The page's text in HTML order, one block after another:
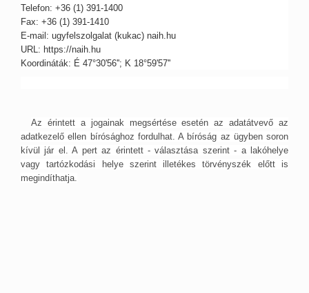
Telefon: +36 (1) 391-1400
Fax: +36 (1) 391-1410
E-mail: ugyfelszolgalat (kukac) naih.hu
URL: https://naih.hu
Koordináták: É 47°30'56''; K 18°59'57''
Az érintett a jogainak megsértése esetén az adatátvevő az
adatkezelő ellen bírósághoz fordulhat. A bíróság az ügyben soron
kívül jár el. A pert az érintett - választása szerint - a lakóhelye
vagy tartózkodási helye szerint illetékes törvényszék előtt is
megindíthatja.